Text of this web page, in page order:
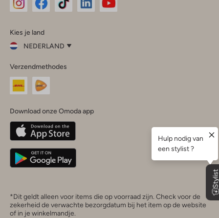
InstagramFacebook
Kies je land
NEDERLAND
je
land
Nederland
Belgique(Français)
Deutschland
Verzendmethodes
Download onze Omoda app
*Dit geldt alleen voor items die op voorraad zijn. Check voor de
zekerheid de verwachte bezorgdatum bij het item op de website
of in je winkelmandje.